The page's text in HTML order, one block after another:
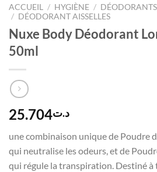
ACCUEIL / HYGIÈNE /
/ DÉODORANT AISSELLES
Nuxe Body Déodorant
50ml
د.ت25.704
une combinaison unique de Poudre
qui neutralise les odeurs, et de
qui régule la transpiration. Destiné à